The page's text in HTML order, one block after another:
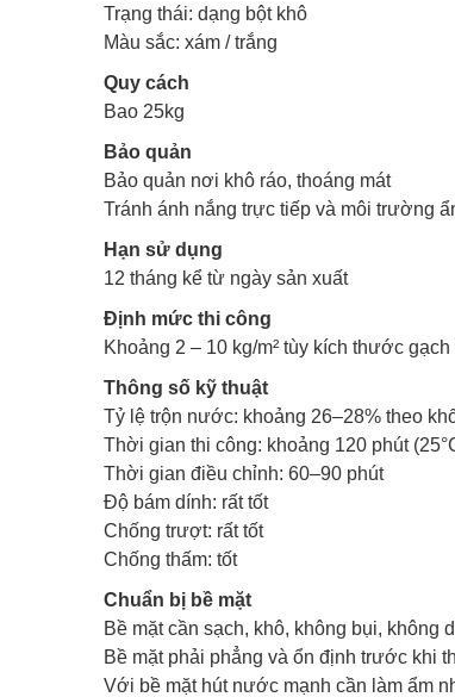
Trạng thái: dạng bột khô
Màu sắc: xám / trắng
Quy cách
Bao 25kg
Bảo quản
Bảo quản nơi khô ráo, thoáng mát
Tránh ánh nắng trực tiếp và môi trường
Hạn sử dụng
12 tháng kể từ ngày sản xuất
Định mức thi công
Khoảng 2 – 10 kg/m² tùy kích thước
Thông số kỹ thuật
Tỷ lệ trộn nước: khoảng 26–28% theo
Thời gian thi công: khoảng 120 phút
Thời gian điều chỉnh: 60–90 phút
Độ bám dính: rất tốt
Chống trượt: rất tốt
Chống thấm: tốt
Chuẩn bị bề mặt
Bề mặt cần sạch, khô, không bụi, không
Bề mặt phải phẳng và ổn định trước khi
Với bề mặt hút nước mạnh cần làm ẩm